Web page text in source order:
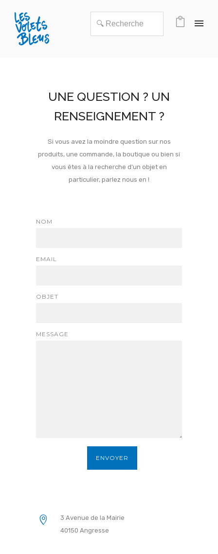
UNE QUESTION ? UN
RENSEIGNEMENT ?
Si vous avez la moindre question sur nos
produits, une commande, la boutique ou bien si
vous êtes à la recherche d’un objet en
particulier, parlez nous en !
NOM
EMAIL
OBJET
MESSAGE
3 Avenue de la Mairie
40150 Angresse